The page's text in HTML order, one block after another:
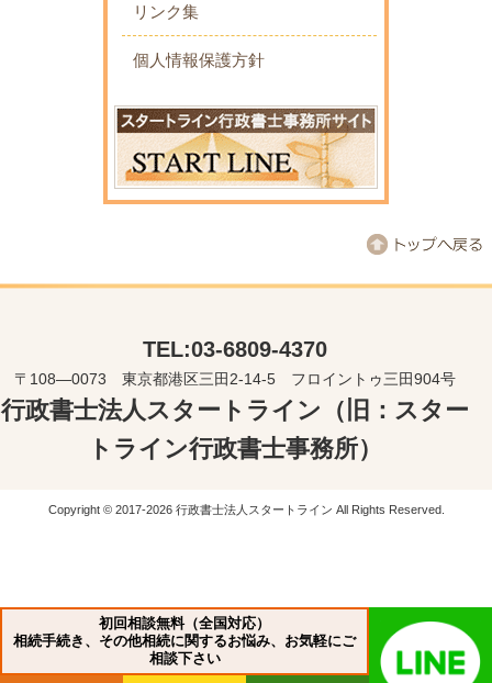
リンク集
個人情報保護方針
TEL:03-6809-4370
〒108―0073 東京都港区三田2-14-5 フロイントゥ三田904号
行政書士法人スタートライン（旧：スター
トライン行政書士事務所）
Copyright © 2017-2026 行政書士法人スタートライン All Rights Reserved.
初回相談無料（全国対応）
相続手続き、その他相続に関するお悩み、お気軽にご
相談下さい